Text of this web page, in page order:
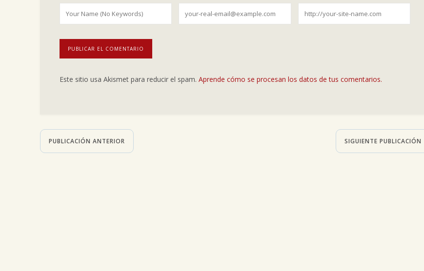
Este sitio usa Akismet para reducir el spam. Aprende cómo se procesan los datos de tus comentarios.
PUBLICACIÓN ANTERIOR SIGUIENTE PUBLICACIÓN